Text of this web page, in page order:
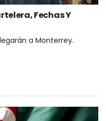
Fechas Y
a Monterrey.